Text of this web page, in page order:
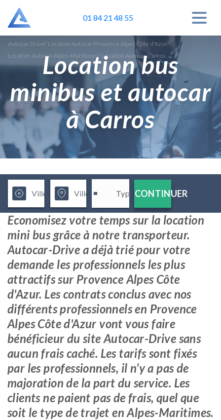
01 84 21 48 55
Autocar Drive/ Location Autocar Provence Alpes Côte d'Azur/
Location Autocar Alpes-Maritimes/ Location Autocar Carros
Location bus
minibus et autocar
à Carros
CONTINUER
Economisez votre temps sur la location
mini bus grâce à notre transporteur.
Autocar-Drive a déjà trié pour votre
demande les professionnels les plus
attractifs sur Provence Alpes Côte
d'Azur. Les contrats conclus avec nos
différents professionnels en Provence
Alpes Côte d'Azur vont vous faire
bénéficieur du site Autocar-Drive sans
aucun frais caché. Les tarifs sont fixés
par les professionnels, il n’y a pas de
majoration de la part du service. Les
clients ne paient pas de frais, quel que
soit le type de trajet en Alpes-Maritimes.